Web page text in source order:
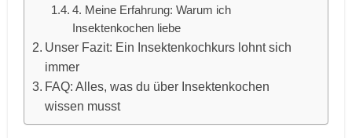
4. Meine Erfahrung: Warum ich
Insektenkochen liebe
Unser Fazit: Ein Insektenkochkurs lohnt sich
immer
FAQ: Alles, was du über Insektenkochen
wissen musst